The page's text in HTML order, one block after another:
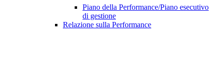
Piano della Performance/Piano esecutivo
di gestione
Relazione sulla Performance